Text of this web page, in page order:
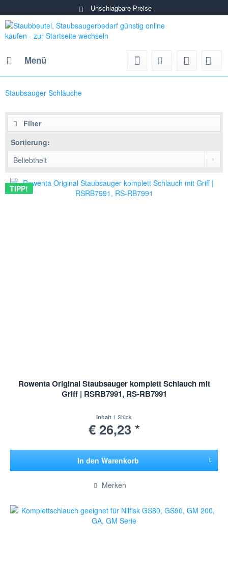
Unschlagbare Preise
Menü
Staubsauger Schläuche
Filter
Sortierung:
TIPP!
Rowenta Original Staubsauger komplett Schlauch mit
Griff | RSRB7991, RS-RB7991
Inhalt 1 Stück
€ 26,23 *
In den Warenkorb
Merken